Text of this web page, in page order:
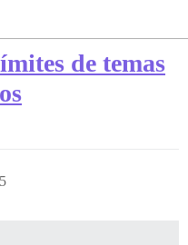
de temas